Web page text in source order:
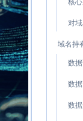
对
域名持
数
数
数